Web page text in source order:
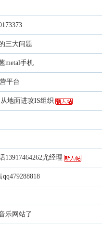
三大问题
metal手机
平台
地面进攻IS组织
13917464262尤经理
乐网站了